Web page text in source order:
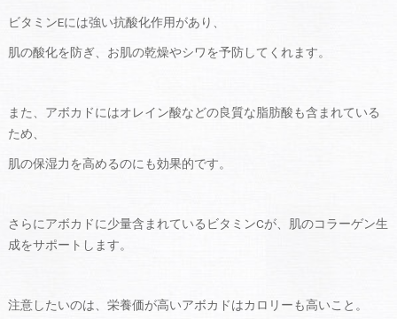
ビタミンEには強い抗酸化作用があり、
肌の酸化を防ぎ、お肌の乾燥やシワを予防してくれます。
また、アボカドにはオレイン酸などの良質な脂肪酸も含まれている
ため、
肌の保湿力を高めるのにも効果的です。
さらにアボカドに少量含まれているビタミンCが、肌のコラーゲン生
成をサポートします。
注意したいのは、栄養価が高いアボカドはカロリーも高いこと。